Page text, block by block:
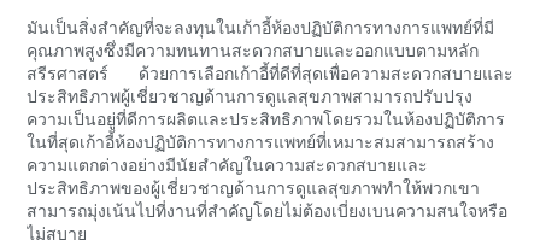
มันเป็นสิ่งสำคัญที่จะลงทุนในเก้าอี้ห้องปฏิบัติการทางการแพทย์ที่มี
คุณภาพสูงซึ่งมีความทนทานสะดวกสบายและออกแบบตามหลัก
สรีรศาสตร์ ด้วยการเลือกเก้าอี้ที่ดีที่สุดเพื่อความสะดวกสบายและ
ประสิทธิภาพผู้เชี่ยวชาญด้านการดูแลสุขภาพสามารถปรับปรุง
ความเป็นอยู่ที่ดีการผลิตและประสิทธิภาพโดยรวมในห้องปฏิบัติการ
ในที่สุดเก้าอี้ห้องปฏิบัติการทางการแพทย์ที่เหมาะสมสามารถสร้าง
ความแตกต่างอย่างมีนัยสำคัญในความสะดวกสบายและ
ประสิทธิภาพของผู้เชี่ยวชาญด้านการดูแลสุขภาพทำให้พวกเขา
สามารถมุ่งเน้นไปที่งานที่สำคัญโดยไม่ต้องเบี่ยงเบนความสนใจหรือ
ไม่สบาย